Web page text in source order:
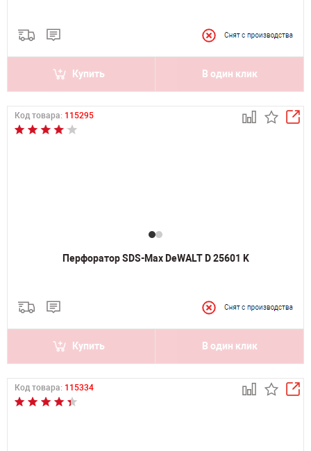
Купить В один клик
Код товара: 115295
Перфоратор SDS-Max DeWALT D 25601 K
Купить В один клик
Код товара: 115334